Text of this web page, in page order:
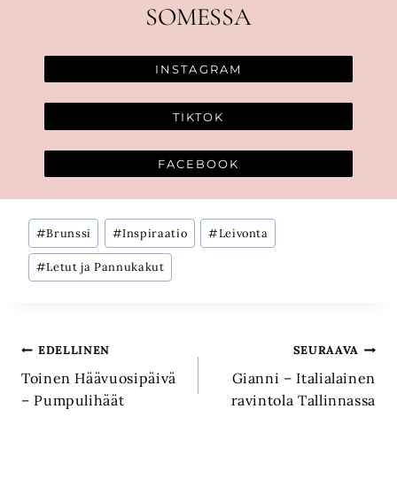
SOMESSA
INSTAGRAM
TIKTOK
FACEBOOK
Avainsanat:
#Brunssi #Inspiraatio #Leivonta
#Letut ja Pannukakut
Artikkelien
selaus
EDELLINEN
Toinen Häävuosipäivä
– Pumpulihäät
SEURAAVA
Gianni – Italialainen
ravintola Tallinnassa